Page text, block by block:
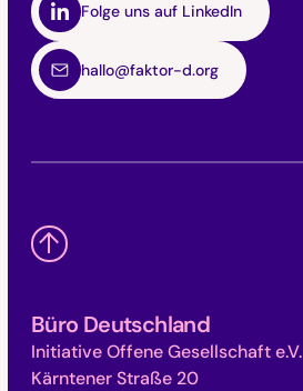
Folge uns auf LinkedIn
hallo@faktor-d.org
Büro Deutschland
Initiative Offene Gesellschaft e.V.
Kärntener Straße 20